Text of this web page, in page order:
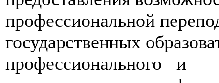
профессиональной
государственных
профессионального и